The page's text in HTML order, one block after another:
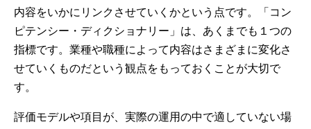
内容をいかにリンクさせていくかという点です。「コン
ピテンシー・ディクショナリー」は、あくまでも１つの
指標です。業種や職種によって内容はさまざまに変化さ
せていくものだという観点をもっておくことが大切で
す。
評価モデルや項目が、実際の運用の中で適していない場